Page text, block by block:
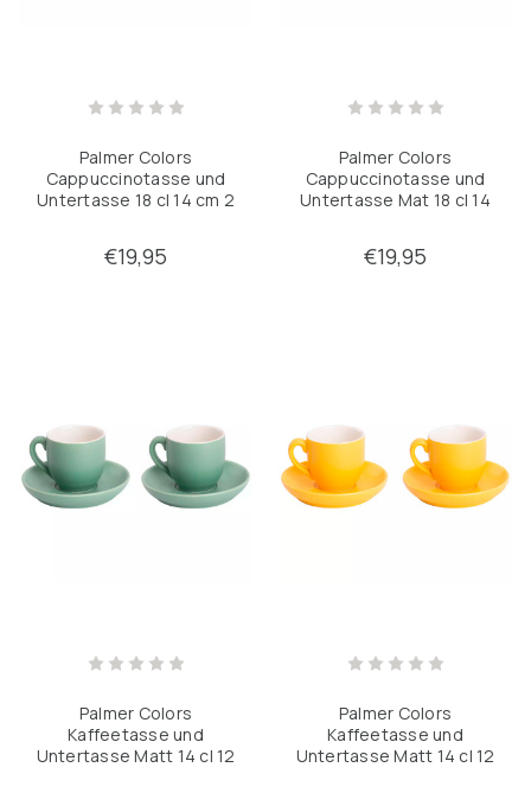
Palmer Colors
Cappuccinotasse und
Untertasse 18 cl 14 cm 2
€19,95
Palmer Colors
Cappuccinotasse und
Untertasse Mat 18 cl 14
€19,95
Palmer Colors
Kaffeetasse und
Untertasse Matt 14 cl 12
Palmer Colors
Kaffeetasse und
Untertasse Matt 14 cl 12